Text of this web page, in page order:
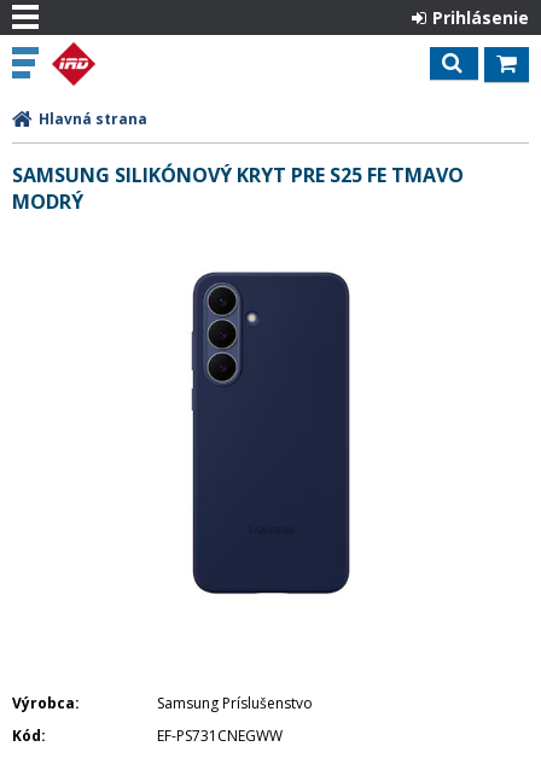
Prihlásenie
Hlavná strana
SAMSUNG SILIKÓNOVÝ KRYT PRE S25 FE TMAVO
MODRÝ
Výrobca
Samsung Príslušenstvo
Kód
EF-PS731CNEGWW